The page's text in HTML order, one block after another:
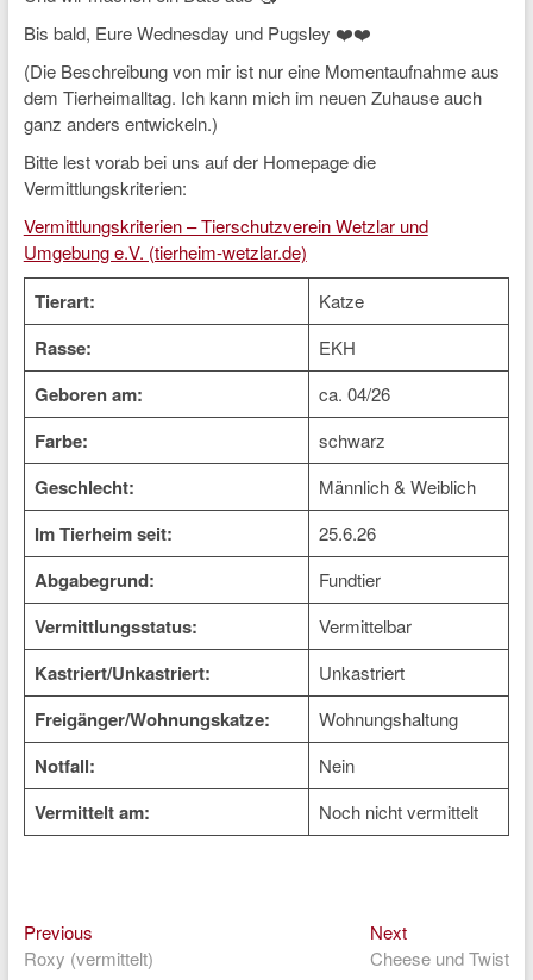
Bis bald, Eure Wednesday und Pugsley ❤️❤️
(Die Beschreibung von mir ist nur eine Momentaufnahme aus
dem Tierheimalltag. Ich kann mich im neuen Zuhause auch
ganz anders entwickeln.)
Bitte lest vorab bei uns auf der Homepage die
Vermittlungskriterien:
Vermittlungskriterien – Tierschutzverein Wetzlar und
Umgebung e.V. (tierheim-wetzlar.de)
Tierart: Katze
Rasse: EKH
Geboren am: ca. 04/26
Farbe: schwarz
Geschlecht: Männlich & Weiblich
Im Tierheim seit: 25.6.26
Abgabegrund: Fundtier
Vermittlungsstatus: Vermittelbar
Kastriert/Unkastriert: Unkastriert
Freigänger/Wohnungskatze: Wohnungshaltung
Notfall: Nein
Vermittelt am: Noch nicht vermittelt
Beitragsnavigation
PreviousPrevious
post:
Roxy (vermittelt)
NextNext
post:
Cheese und Twist